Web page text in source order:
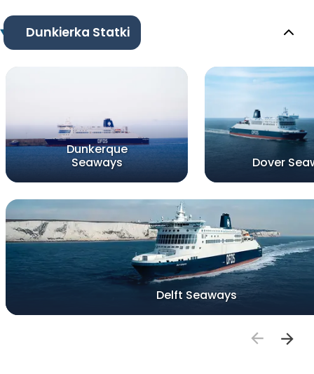
Dunkierka Statki
Dunkerque
Seaways
Dover
Delft Seaways